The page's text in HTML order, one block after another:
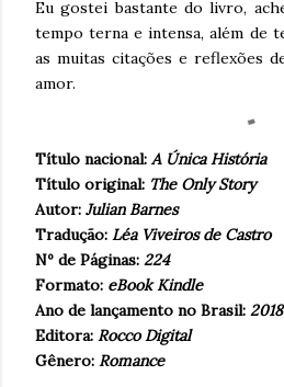
Eu gostei bastante do livro,
tempo terna e intensa, além de
as muitas citações e reflexões
amor.
Título nacional: A Única História
Título original: The Only Story
Autor: Julian Barnes
Tradução: Léa Viveiros de Castro
Nº de Páginas: 224
Formato: eBook Kindle
Ano de lançamento no Brasil: 2018
Editora: Rocco Digital
Gênero: Romance